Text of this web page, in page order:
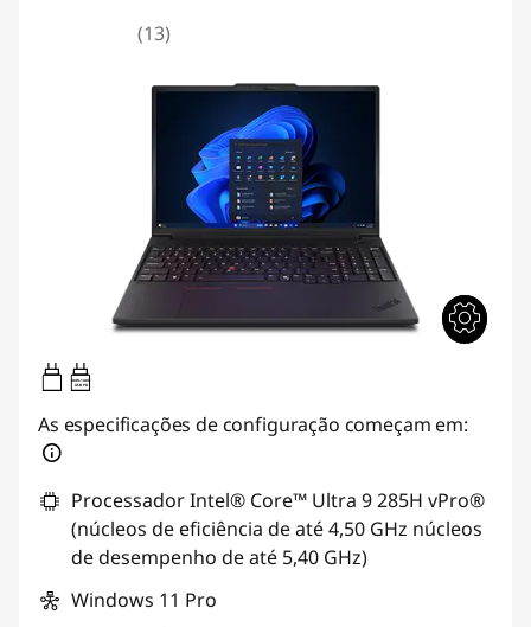
(13)
140W-140W
USB PD
As especificações de configuração começam em:
Processador Intel® Core™ Ultra 9 285H vPro®
(núcleos de eficiência de até 4,50 GHz núcleos
de desempenho de até 5,40 GHz)
Windows 11 Pro